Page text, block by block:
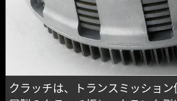
クラッチは、トランスミッショ